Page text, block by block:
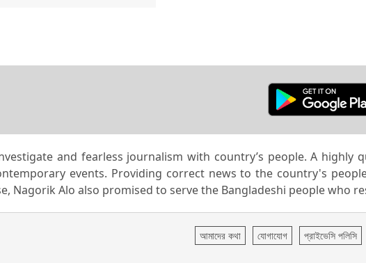
and fearless journalism with country’s people. A highly
events. Providing correct news to the country's
Nagorik Alo also promised to serve the Bangladeshi people who
আমাদের কথা যোগাযোগ প্রাইভেসি পলিসি